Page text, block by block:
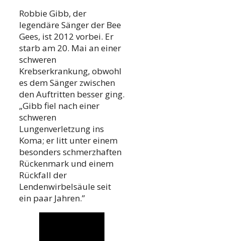
Robbie Gibb, der
legendäre Sänger der Bee
Gees, ist 2012 vorbei. Er
starb am 20. Mai an einer
schweren
Krebserkrankung, obwohl
es dem Sänger zwischen
den Auftritten besser ging.
„Gibb fiel nach einer
schweren
Lungenverletzung ins
Koma; er litt unter einem
besonders schmerzhaften
Rückenmark und einem
Rückfall der
Lendenwirbelsäule seit
ein paar Jahren.”